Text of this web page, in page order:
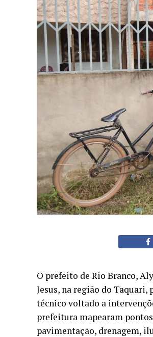
O prefeito de Rio Branco,
Jesus, na região do
técnico voltado a
prefeitura mapearam
pavimentação, drenagem,